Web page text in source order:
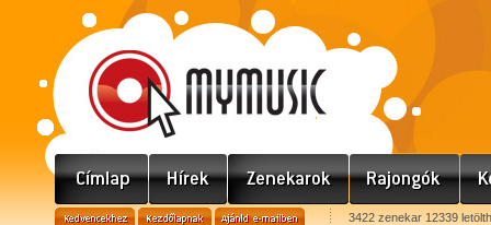
3422 zenekar 12339